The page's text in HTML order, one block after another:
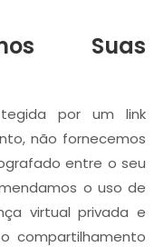
Suas
por um link
não fornecemos
entre o seu
o uso de
virtual privada e
compartilhamento